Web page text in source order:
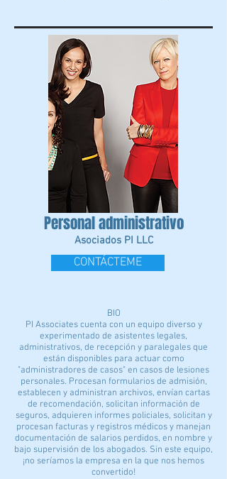
Personal administrativo
Asociados PI LLC
CONTÁCTEME
BIO
PI Associates cuenta con un equipo diverso y
experimentado de asistentes legales,
administrativos, de recepción y paralegales que
están disponibles para actuar como
"administradores de casos" en casos de lesiones
personales. Procesan formularios de admisión,
establecen y administran archivos, envían cartas
de recomendación, solicitan información de
seguros, adquieren informes policiales, solicitan y
procesan facturas y registros médicos y manejan
documentación de salarios perdidos, en nombre y
bajo supervisión de los abogados. Sin este equipo,
¡no seríamos la empresa en la que nos hemos
convertido!